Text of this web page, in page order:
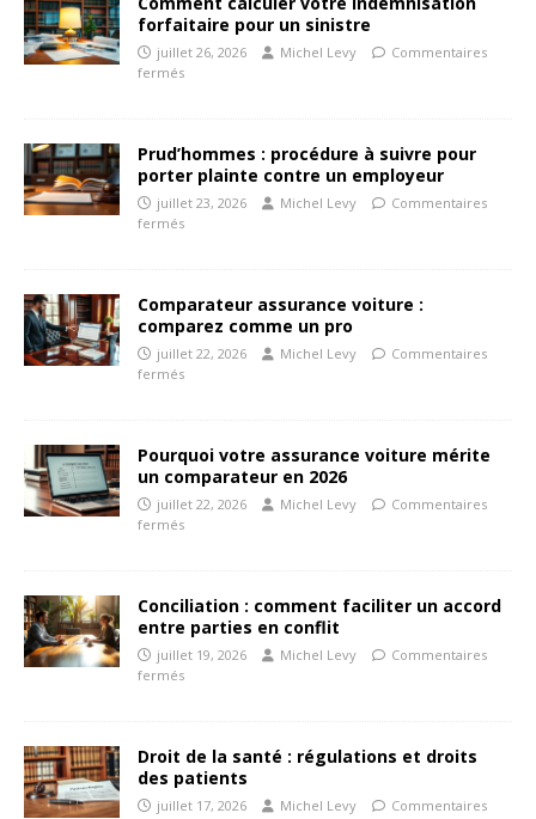
forfaitaire pour un sinistre
juillet 26, 2026 Michel Levy
Commentaires
fermés
Prud’hommes : procédure à suivre pour
porter plainte contre un employeur
juillet 23, 2026 Michel Levy
Commentaires
fermés
Comparateur assurance voiture :
comparez comme un pro
juillet 22, 2026 Michel Levy
Commentaires
fermés
Pourquoi votre assurance voiture mérite
un comparateur en 2026
juillet 22, 2026 Michel Levy
Commentaires
fermés
Conciliation : comment faciliter un accord
entre parties en conflit
juillet 19, 2026 Michel Levy
Commentaires
fermés
Droit de la santé : régulations et droits
des patients
juillet 17, 2026 Michel Levy
Commentaires